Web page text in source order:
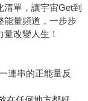
單，讓宇宙Get到
能量頻道，一步步
改變人生！
連串的正能量反